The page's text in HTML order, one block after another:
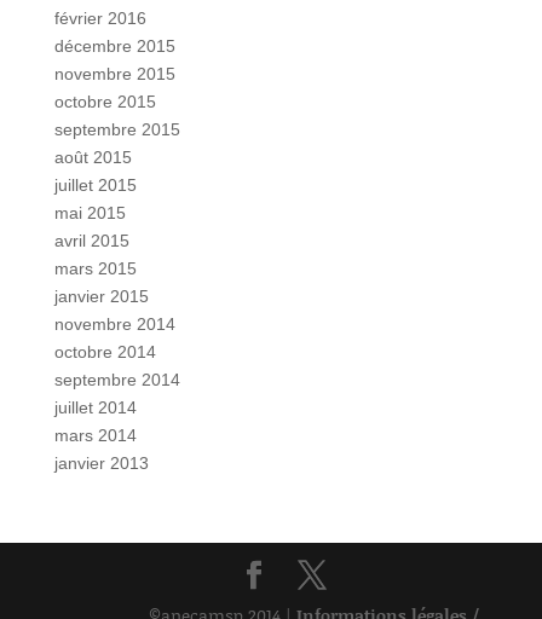
février 2016
décembre 2015
novembre 2015
octobre 2015
septembre 2015
août 2015
juillet 2015
mai 2015
avril 2015
mars 2015
janvier 2015
novembre 2014
octobre 2014
septembre 2014
juillet 2014
mars 2014
janvier 2013